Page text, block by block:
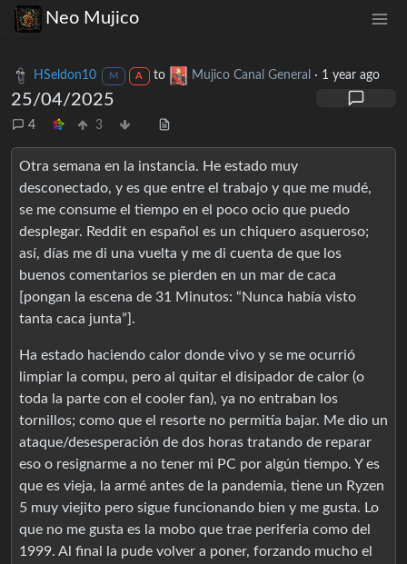
Neo Mujico
HSeldon10 M A to Mujico Canal General · 1 year ago
25/04/2025
4 3
Otra semana en la instancia. He estado muy
desconectado, y es que entre el trabajo y que me mudé,
se me consume el tiempo en el poco ocio que puedo
desplegar. Reddit en español es un chiquero asqueroso;
así, días me di una vuelta y me di cuenta de que los
buenos comentarios se pierden en un mar de caca
[pongan la escena de 31 Minutos: “Nunca había visto
tanta caca junta”].
Ha estado haciendo calor donde vivo y se me ocurrió
limpiar la compu, pero al quitar el disipador de calor (o
toda la parte con el cooler fan), ya no entraban los
tornillos; como que el resorte no permitía bajar. Me dio un
ataque/desesperación de dos horas tratando de reparar
eso o resignarme a no tener mi PC por algún tiempo. Y es
que es vieja, la armé antes de la pandemia, tiene un Ryzen
5 muy viejito pero sigue funcionando bien y me gusta. Lo
que no me gusta es la mobo que trae periferia como del
1999. Al final la pude volver a poner, forzando mucho el